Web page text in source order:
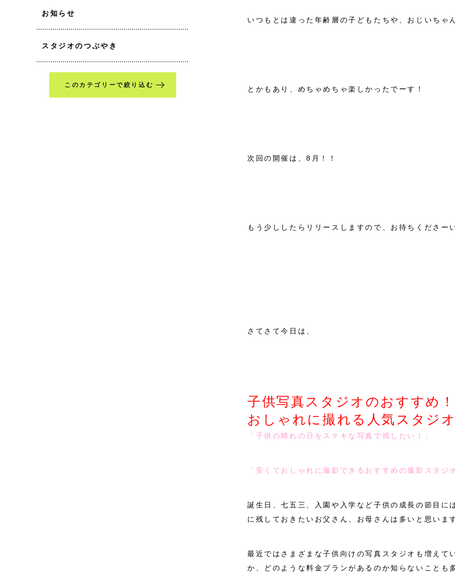
いつもとは違った年齢層の子どもたちや、おじいちゃ
とかもあり、めちゃめちゃ楽しかったでーす！
次回の開催は、8月！！
もう少ししたらリリースしますので、お待ちくださー
さてさて今日は、
子供写真スタジオのおすすめ！
おしゃれに撮れる人気スタジ
「子供の晴れの日をステキな写真で残したい！」
「安くておしゃれに撮影できるおすすめの撮影スタジ
誕生日、七五三、入園や入学など子供の成長の節目に
に残しておきたいお父さん、お母さんは多いと思いま
最近ではさまざまな子供向けの写真スタジオも増えて
か、どのような料金プランがあるのか知らないことも
お知らせ
スタジオのつぶやき
このカテゴリーで絞り込む